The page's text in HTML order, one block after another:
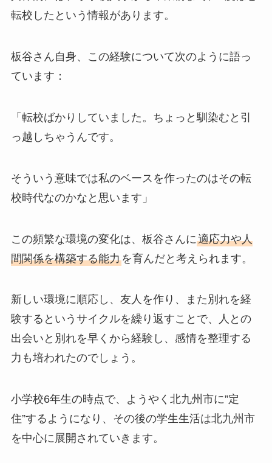
転校したという情報があります。
板谷さん自身、この経験について次のように語っ
ています：
「転校ばかりしていました。ちょっと馴染むと引
っ越しちゃうんです。
そういう意味では私のベースを作ったのはその転
校時代なのかなと思います」
この頻繁な環境の変化は、板谷さんに適応力や人
間関係を構築する能力を育んだと考えられます。
新しい環境に順応し、友人を作り、また別れを経
験するというサイクルを繰り返すことで、人との
出会いと別れを早くから経験し、感情を整理する
力も培われたのでしょう。
小学校6年生の時点で、ようやく北九州市に”定
住”するようになり、その後の学生生活は北九州市
を中心に展開されていきます。